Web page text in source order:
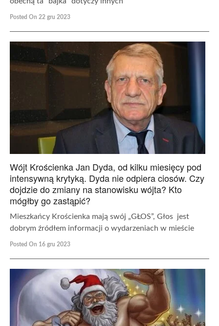
Posted On 22 gru 2023
Wójt Krościenka Jan Dyda, od kilku miesięcy pod
intensywną krytyką. Dyda nie odpiera ciosów. Czy
dojdzie do zmiany na stanowisku wójta? Kto
mógłby go zastąpić?
Mieszkańcy Krościenka mają swój „GŁOS”, Głos jest
dobrym źródłem informacji o wydarzeniach w mieście
Posted On 16 gru 2023